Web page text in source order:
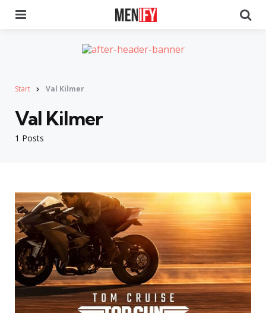
Start Val Kilmer
1 Posts
Val Kilmer